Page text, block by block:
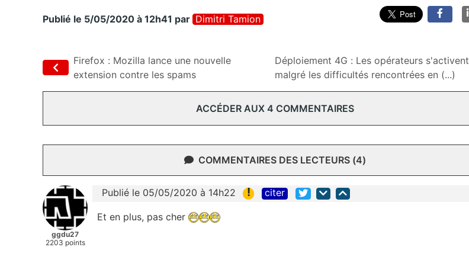
Publié le 5/05/2020 à 12h41 par Dimitri Tamion
Firefox : Mozilla lance une nouvelle
extension contre les spams
Déploiement 4G : Les opérateurs s'activent
malgré les difficultés rencontrées en (...)
ACCÉDER AUX 4 COMMENTAIRES
COMMENTAIRES DES LECTEURS (4)
ggdu27
2203 points
Publié le 05/05/2020 à 14h22 ! citer
Et en plus, pas cher